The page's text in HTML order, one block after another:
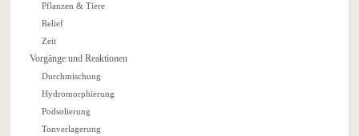
Pflanzen & Tiere
Relief
Zeit
Vorgänge und Reaktionen
Durchmischung
Hydromorphierung
Podsolierung
Tonverlagerung